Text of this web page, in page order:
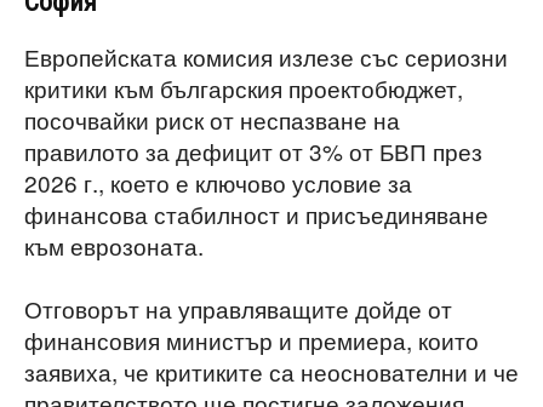
Европейската комисия излезе със сериозни
критики към българския проектобюджет,
посочвайки риск от неспазване на
правилото за дефицит от 3% от БВП през
2026 г., което е ключово условие за
финансова стабилност и присъединяване
към еврозоната.
Отговорът на управляващите дойде от
финансовия министър и премиера, които
заявиха, че критиките са неоснователни и че